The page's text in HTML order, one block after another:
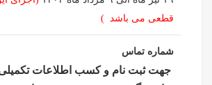
قطعی می باشد )
شماره تماس
جهت ثبت نام و کسب اطلاعات تکمیلی